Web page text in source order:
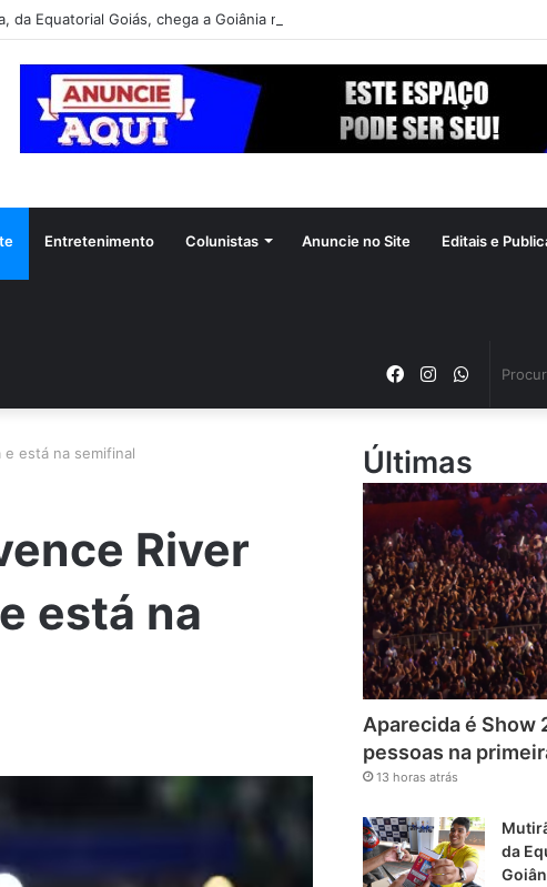
da Equatorial Goiás, chega a Goiânia na próxima segunda-feira (10)
Entretenimento Colunistas Anuncie no Site Editais e
Instagram
Facebook
e está na semifinal
River
está na
Últimas
Aparecida é Show
pessoas na
13 horas atrás
da